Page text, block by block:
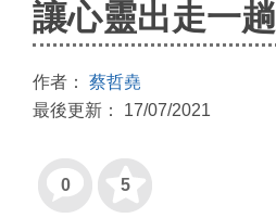
讓心靈出走一趟
作者： 蔡哲堯
最後更新： 17/07/2021
0 5